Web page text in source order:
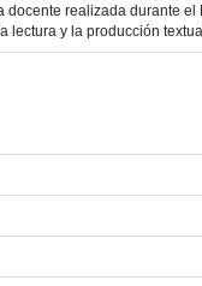
realizada durante
lectura y la producción